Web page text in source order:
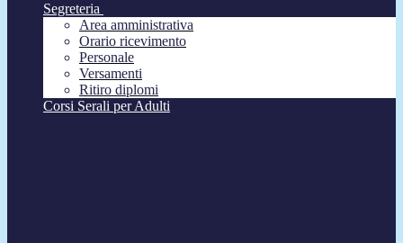
Segreteria
Area amministrativa
Orario ricevimento
Personale
Versamenti
Ritiro diplomi
Corsi Serali per Adulti